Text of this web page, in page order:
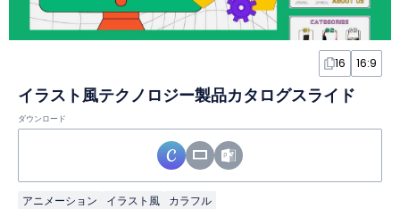
16 16:9
イラスト風テクノロジー製品カタログスライド
ダウンロード
アニメーション イラスト風 カラフル